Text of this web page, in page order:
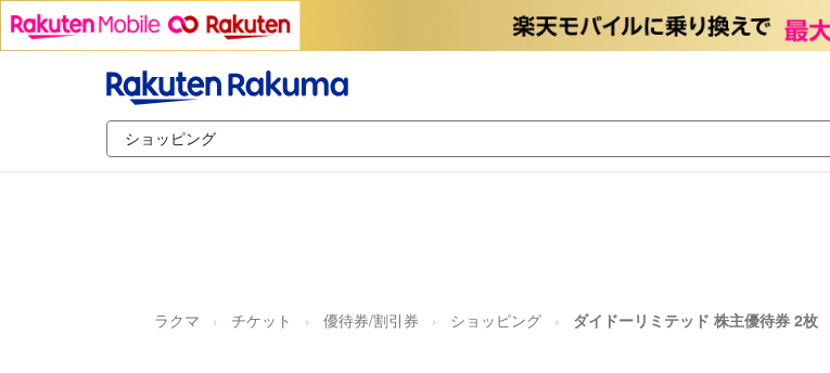
ラクマ チケット 優待券/割引券 ショッピング ダイドーリミテッド 株主優待券 2枚